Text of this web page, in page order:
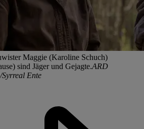
Maggie (Karoline Schuch)
sind Jäger und Gejagte.ARD
Ente